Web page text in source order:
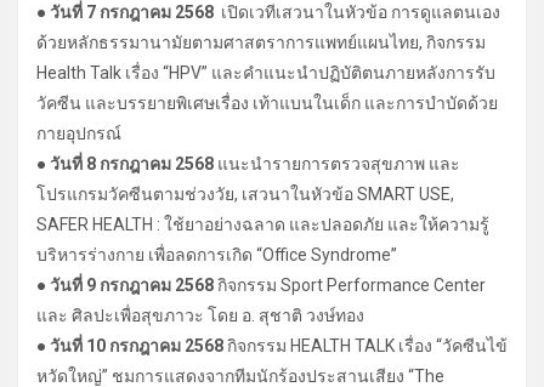
● วันที่ 7 กรกฎาคม 2568 เปิดเวทีเสวนาในหัวข้อ การดูแลตนเอง
ด้วยหลักธรรมานามัยตามศาสตราการแพทย์แผนไทย, กิจกรรม
Health Talk เรื่อง “HPV” และคำแนะนำปฏิบัติตนภายหลังการรับ
วัคซีน และบรรยายพิเศษเรื่อง เท้าแบนในเด็ก และการบำบัดด้วย
กายอุปกรณ์
● วันที่ 8 กรกฎาคม 2568 แนะนำรายการตรวจสุขภาพ และ
โปรแกรมวัคซีนตามช่วงวัย, เสวนาในหัวข้อ SMART USE,
SAFER HEALTH : ใช้ยาอย่างฉลาด และปลอดภัย และให้ความรู้
บริหารร่างกาย เพื่อลดการเกิด “Office Syndrome”
● วันที่ 9 กรกฎาคม 2568กิจกรรม Sport Performance Center
และ ศิลปะเพื่อสุขภาวะ โดย อ. สุชาติ วงษ์ทอง
● วันที่ 10 กรกฎาคม 2568กิจกรรม HEALTH TALK เรื่อง “วัคซีนไข้
หวัดใหญ่” ชมการแสดงจากทีมนักร้องประสานเสียง “The